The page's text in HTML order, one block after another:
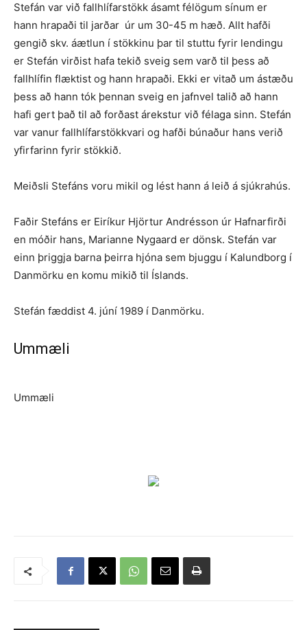
Stefán var við fallhlífarstökk ásamt félögum sínum er
hann hrapaði til jarðar úr um 30-45 m hæð. Allt hafði
gengið skv. áætlun í stökkinu þar til stuttu fyrir lendingu
er Stefán virðist hafa tekið sveig sem varð til þess að
fallhlífin flæktist og hann hrapaði. Ekki er vitað um ástæðu
þess að hann tók þennan sveig en jafnvel talið að hann
hafi gert það til að forðast árekstur við félaga sinn. Stefán
var vanur fallhlífarstökkvari og hafði búnaður hans verið
yfirfarinn fyrir stökkið.
Meiðsli Stefáns voru mikil og lést hann á leið á sjúkrahús.
Faðir Stefáns er Eiríkur Hjörtur Andrésson úr Hafnarfirði
en móðir hans, Marianne Nygaard er dönsk. Stefán var
einn þriggja barna þeirra hjóna sem bjuggu í Kalundborg í
Danmörku en komu mikið til Íslands.
Stefán fæddist 4. júní 1989 í Danmörku.
Ummæli
Ummæli